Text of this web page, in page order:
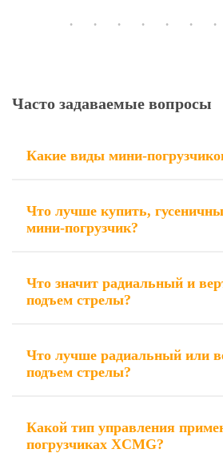
Часто задаваемые вопросы
Какие виды мини-
Что лучше купить,
мини-погрузчик?
Что значит радиальный и
подъем стрелы?
Что лучше радиальный или
подъем стрелы?
Какой тип управления
погрузчиках XCMG?